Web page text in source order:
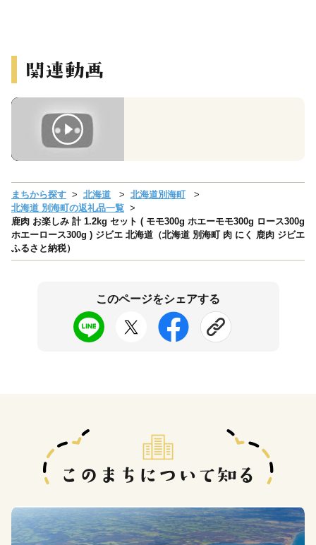
まちから探す 北海道
北海道別海町
北海道 別海町の返礼品一覧
鹿肉 お楽しみ 計 1.2kg セット ( モモ300g ホエーモモ300g ロース300g
ホエーロース300g ) ジビエ 北海道（北海道 別海町 肉 にく 鹿肉 ジビエ
ふるさと納税）
このページをシェアする